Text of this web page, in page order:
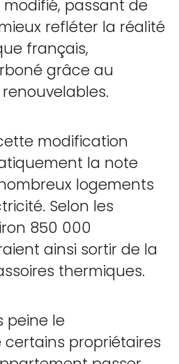
modifié, passant de
refléter la réalité
français,
grâce au
modification
la note
logements
Selon les
850 000
ainsi sortir de la
thermiques.
peine le
propriétaires